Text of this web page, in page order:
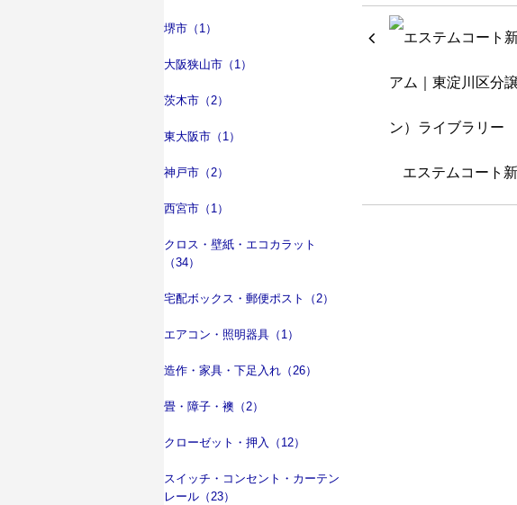
堺市（1）
大阪狭山市（1）
茨木市（2）
東大阪市（1）
神戸市（2）
西宮市（1）
クロス・壁紙・エコカラット
（34）
宅配ボックス・郵便ポスト（2）
エアコン・照明器具（1）
造作・家具・下足入れ（26）
畳・障子・襖（2）
クローゼット・押入（12）
スイッチ・コンセント・カーテン
レール（23）
エステムコート